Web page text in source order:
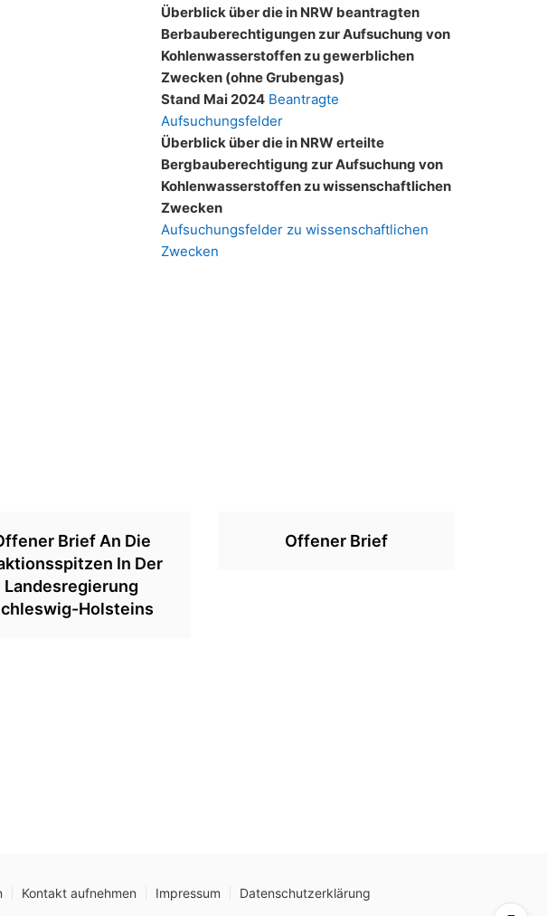
Überblick über die in NRW beantragten
Berbauberechtigungen zur Aufsuchung von
Kohlenwasserstoffen zu gewerblichen
Zwecken (ohne Grubengas)
Stand Mai 2024 Beantragte
Aufsuchungsfelder
Überblick über die in NRW erteilte
Bergbauberechtigung zur Aufsuchung von
Kohlenwasserstoffen zu wissenschaftlichen
Zwecken
Aufsuchungsfelder zu wissenschaftlichen
Zwecken
Brief An Die
In Der
Landesregierung
Holsteins
Offener Brief
Kontakt aufnehmen Impressum Datenschutzerklärung